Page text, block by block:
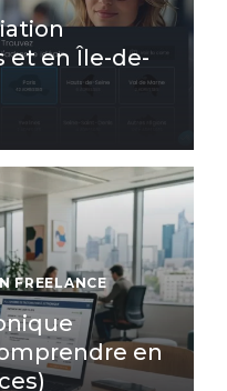
et en Île-de-
FREELANCE
en